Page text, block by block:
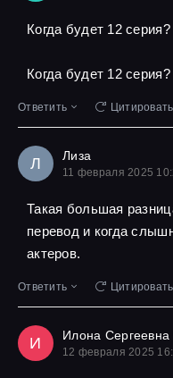
Когда будет 12 серия?
Когда будет 12 серия?
Ответить Цитировать
Л Лиза
11 февраля 2025
Такая большая
перевод и когда
актеров.
Ответить Цитировать
И Илона Сергеевна
12 февраля 2025